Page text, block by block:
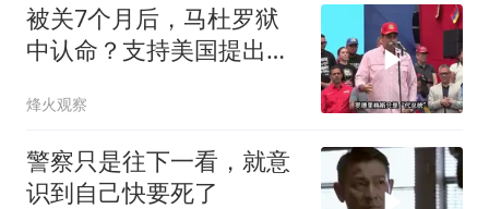
被关7个月后，马杜罗狱
中认命？支持美国提出的
烽火观察
警察只是往下一看，就意
识到自己快要死了